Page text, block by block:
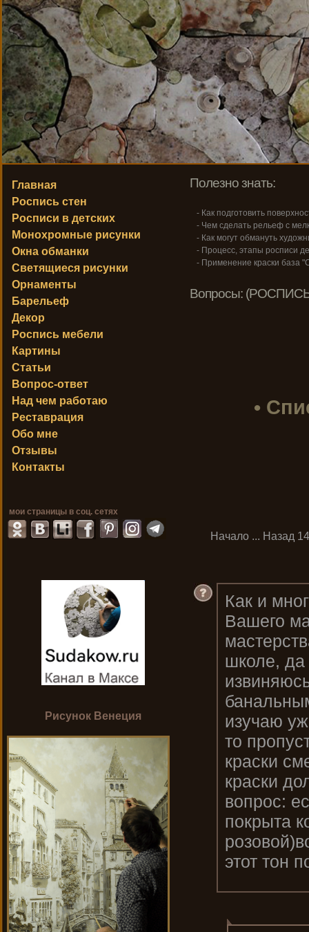
Полезно знать:
- Как подготовить
- Чем сделать рельеф с
- Как могут обмануть
- Процесс, этапы росписи
- Применение краски база
Вопросы:
•
Начало ... Назад
Как и
Вашего
школе, да
изучаю
то
краски
краски
вопрос:
покрыта
этот тон
Главная
Роспись стен
Росписи в детских
Монохромные рисунки
Окна обманки
Светящиеся рисунки
Орнаменты
Барельеф
Декор
Роспись мебели
Картины
Статьи
Вопрос-ответ
Над чем работаю
Реставрация
Обо мне
Отзывы
Контакты
мои страницы в соц. сетях
Рисунок Венеция